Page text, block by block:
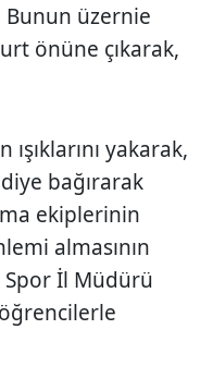
Bunun üzernie
önüne çıkarak,
yakarak,
bağırarak
ekiplerinin
almasının
Spor İl Müdürü